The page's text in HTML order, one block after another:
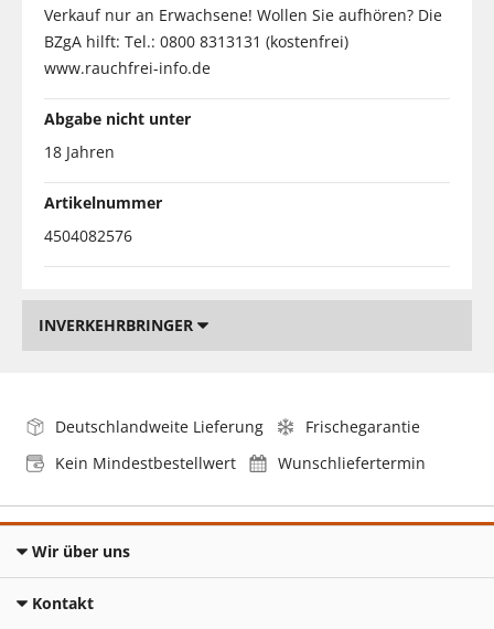
Verkauf nur an Erwachsene! Wollen Sie aufhören? Die
BZgA hilft: Tel.: 0800 8313131 (kostenfrei)
www.rauchfrei-info.de
Abgabe nicht unter
18 Jahren
Artikelnummer
4504082576
INVERKEHRBRINGER
Deutschlandweite Lieferung
Frischegarantie
Kein Mindestbestellwert
Wunschliefertermin
Wir über uns
Kontakt